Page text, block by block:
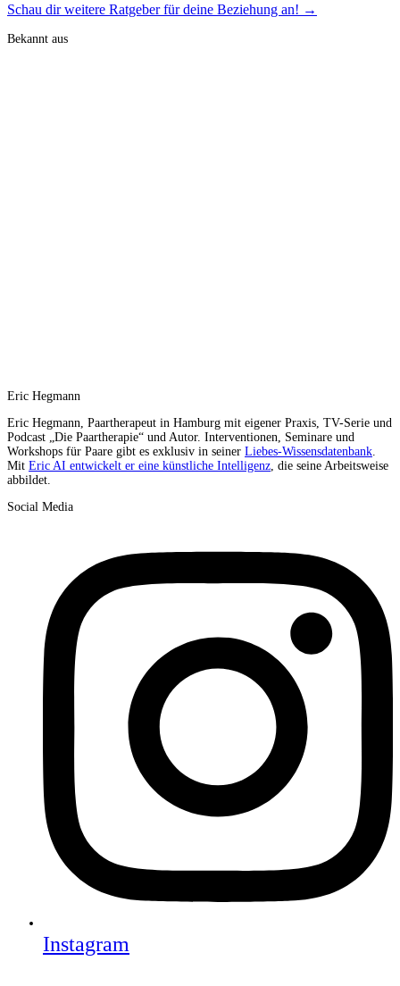
Schau dir weitere Ratgeber für deine Beziehung an! →
Bekannt aus
Eric Hegmann
Eric Hegmann, Paartherapeut in Hamburg mit eigener Praxis, TV-Serie und
Podcast „Die Paartherapie“ und Autor. Interventionen, Seminare und
Workshops für Paare gibt es exklusiv in seiner Liebes-Wissensdatenbank.
Mit Eric AI entwickelt er eine künstliche Intelligenz, die seine Arbeitsweise
abbildet.
Social Media
Instagram